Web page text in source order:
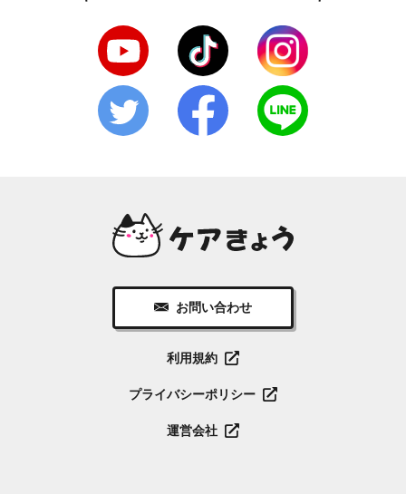
お問い合わせ
利用規約
プライバシーポリシー
運営会社